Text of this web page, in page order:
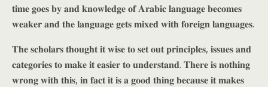
𝐭𝐢𝐦𝐞 𝐠𝐨𝐞𝐬 𝐛𝐲 𝐚𝐧𝐝 𝐤𝐧𝐨𝐰𝐥𝐞𝐝𝐠𝐞 𝐨𝐟 𝐀𝐫𝐚𝐛𝐢𝐜 𝐥𝐚𝐧𝐠𝐮𝐚𝐠𝐞 𝐛𝐞𝐜𝐨𝐦𝐞𝐬
𝐰𝐞𝐚𝐤𝐞𝐫 𝐚𝐧𝐝 𝐭𝐡𝐞 𝐥𝐚𝐧𝐠𝐮𝐚𝐠𝐞 𝐠𝐞𝐭𝐬 𝐦𝐢𝐱𝐞𝐝 𝐰𝐢𝐭𝐡 𝐟𝐨𝐫𝐞𝐢𝐠𝐧 𝐥𝐚𝐧𝐠𝐮𝐚𝐠𝐞𝐬.
𝐓𝐡𝐞 𝐬𝐜𝐡𝐨𝐥𝐚𝐫𝐬 𝐭𝐡𝐨𝐮𝐠𝐡𝐭 𝐢𝐭 𝐰𝐢𝐬𝐞 𝐭𝐨 𝐬𝐞𝐭 𝐨𝐮𝐭 𝐩𝐫𝐢𝐧𝐜𝐢𝐩𝐥𝐞𝐬, 𝐢𝐬𝐬𝐮𝐞𝐬 𝐚𝐧𝐝
𝐜𝐚𝐭𝐞𝐠𝐨𝐫𝐢𝐞𝐬 𝐭𝐨 𝐦𝐚𝐤𝐞 𝐢𝐭 𝐞𝐚𝐬𝐢𝐞𝐫 𝐭𝐨 𝐮𝐧𝐝𝐞𝐫𝐬𝐭𝐚𝐧𝐝. 𝐓𝐡𝐞𝐫𝐞 𝐢𝐬 𝐧𝐨𝐭𝐡𝐢𝐧𝐠
𝐰𝐫𝐨𝐧𝐠 𝐰𝐢𝐭𝐡 𝐭𝐡𝐢𝐬, 𝐢𝐧 𝐟𝐚𝐜𝐭 𝐢𝐭 𝐢𝐬 𝐚 𝐠𝐨𝐨𝐝 𝐭𝐡𝐢𝐧𝐠 𝐛𝐞𝐜𝐚𝐮𝐬𝐞 𝐢𝐭 𝐦𝐚𝐤𝐞𝐬